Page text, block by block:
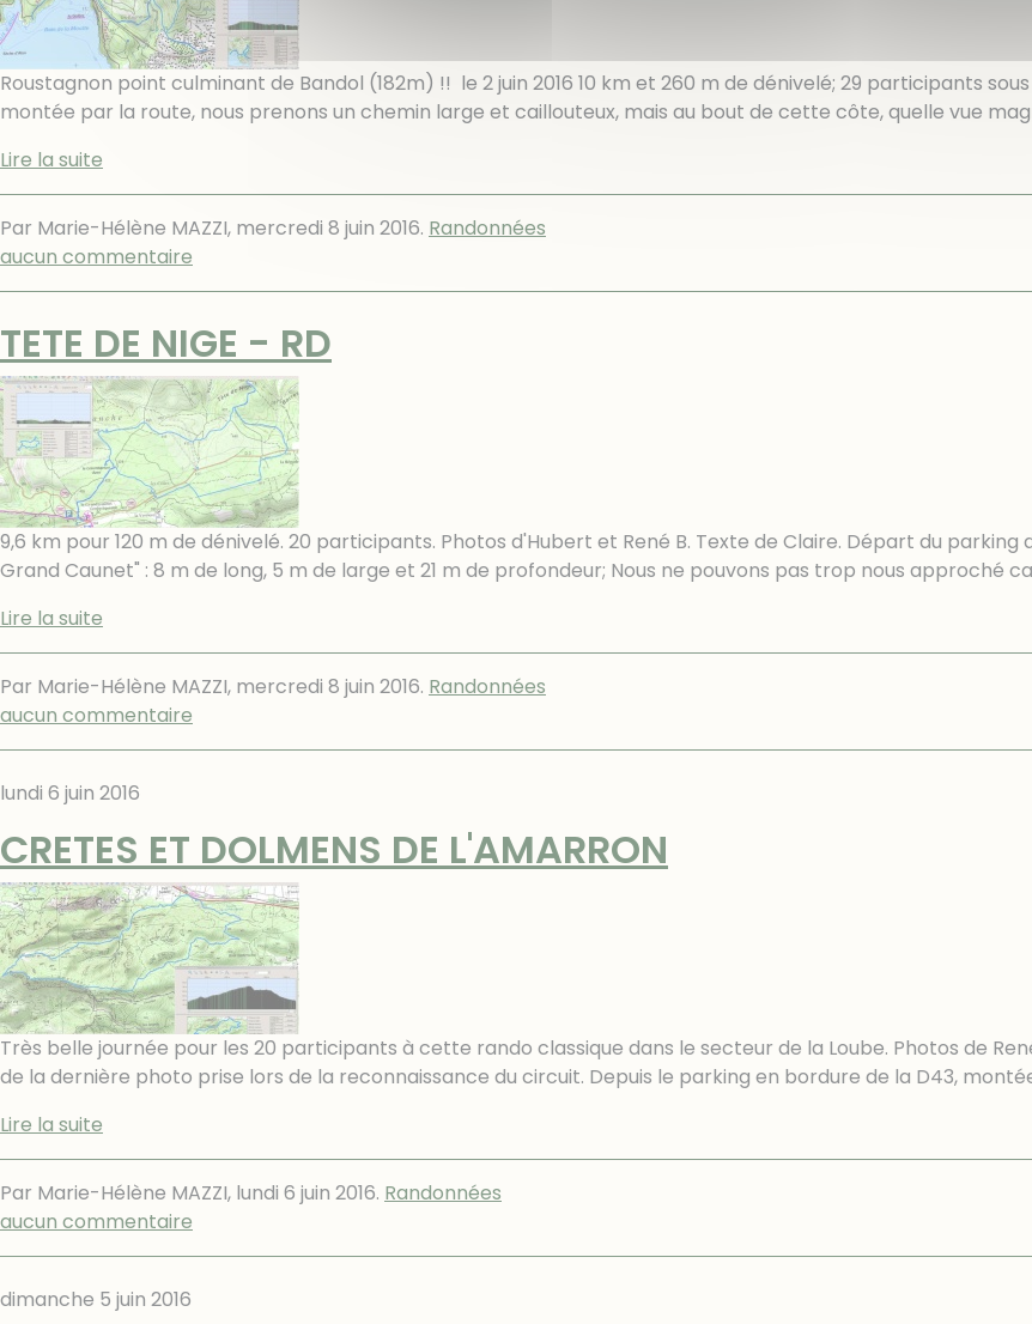
Roustagnon point culminant de Bandol (182m) !! le 2 juin 2016 10 km et 260 m de dénivelé; 29 participants
montée par la route, nous prenons un chemin large et caillouteux, mais au bout de cette côte, quelle vue
Lire la suite
Par Marie-Hélène MAZZI, mercredi 8 juin 2016. Randonnées
aucun commentaire
TETE DE NIGE - RD
9,6 km pour 120 m de dénivelé. 20 participants. Photos d'Hubert et René B. Texte de Claire. Départ du
Grand Caunet" : 8 m de long, 5 m de large et 21 m de profondeur; Nous ne pouvons pas trop nous approché
Lire la suite
Par Marie-Hélène MAZZI, mercredi 8 juin 2016. Randonnées
aucun commentaire
lundi 6 juin 2016
CRETES ET DOLMENS DE L'AMARRON
Très belle journée pour les 20 participants à cette rando classique dans le secteur de la Loube. Photos de
de la dernière photo prise lors de la reconnaissance du circuit. Depuis le parking en bordure de la D43,
Lire la suite
Par Marie-Hélène MAZZI, lundi 6 juin 2016. Randonnées
aucun commentaire
dimanche 5 juin 2016